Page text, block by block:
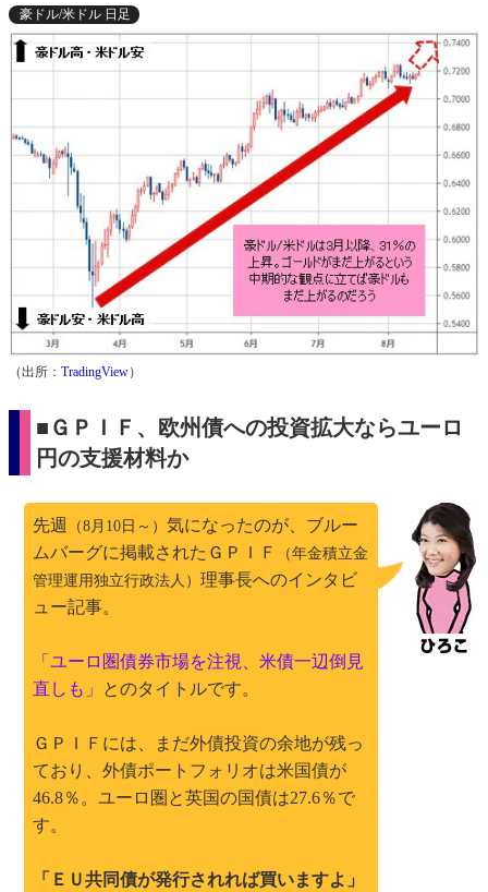
豪ドル/米ドル 日足
（出所： TradingView）
■ＧＰＩＦ、欧州債への投資拡大ならユーロ
円の支援材料か
先週 （8月10日～） 気になったのが、ブルー
ムバーグに掲載されたＧＰＩＦ
（年金積立金
管理運用独立行政法人） 理事長へのインタビ
ュー記事。
「ユーロ圏債券市場を注視、米債一辺倒見
直しも」
とのタイトルです。
ＧＰＩＦには、まだ外債投資の余地が残っ
ており、外債ポートフォリオは米国債が
46.8％。ユーロ圏と英国の国債は27.6％で
す。
「ＥＵ共同債が発行されれば買いますよ」